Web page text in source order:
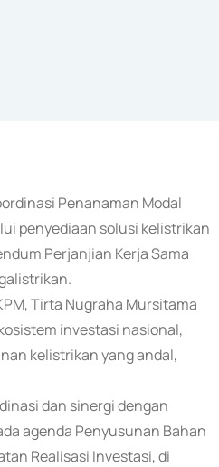
Penanaman Modal
penyediaan solusi kelistrikan
Perjanjian Kerja Sama
Tirta Nugraha Mursitama
investasi nasional,
kelistrikan yang andal,
dan sinergi dengan
agenda Penyusunan Bahan
Realisasi Investasi, di